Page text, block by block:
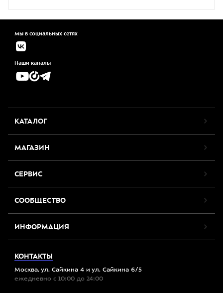
Мы в социальных сетях
Наши каналы
КАТАЛОГ
МАГАЗИН
СЕРВИС
СООБЩЕСТВО
ИНФОРМАЦИЯ
КОНТАКТЫ
Москва, ул. Сайкина 4 и ул. Сайкина 6/5
ежедневно с 10:00 до 24:00